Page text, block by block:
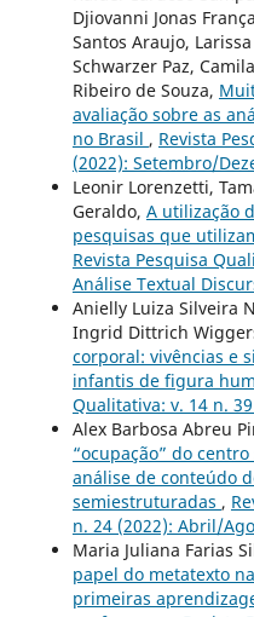
Djiovanni Jonas
Santos Araujo,
Schwarzer Paz,
Ribeiro de Souza,
avaliação sobre as
no Brasil , Revista
(2022): Setembro/
Leonir Lorenzetti,
Geraldo, A utilização
pesquisas que
Revista Pesquisa
Análise Textual
Anielly Luiza Silveira
Ingrid Dittrich
corporal: vivências e
infantis de figura
Qualitativa: v. 14 n. 39
Alex Barbosa Abreu
“ocupação” do
análise de conteúdo
semiestruturadas ,
n. 24 (2022): Abril/
Maria Juliana Farias
papel do metatexto
primeiras